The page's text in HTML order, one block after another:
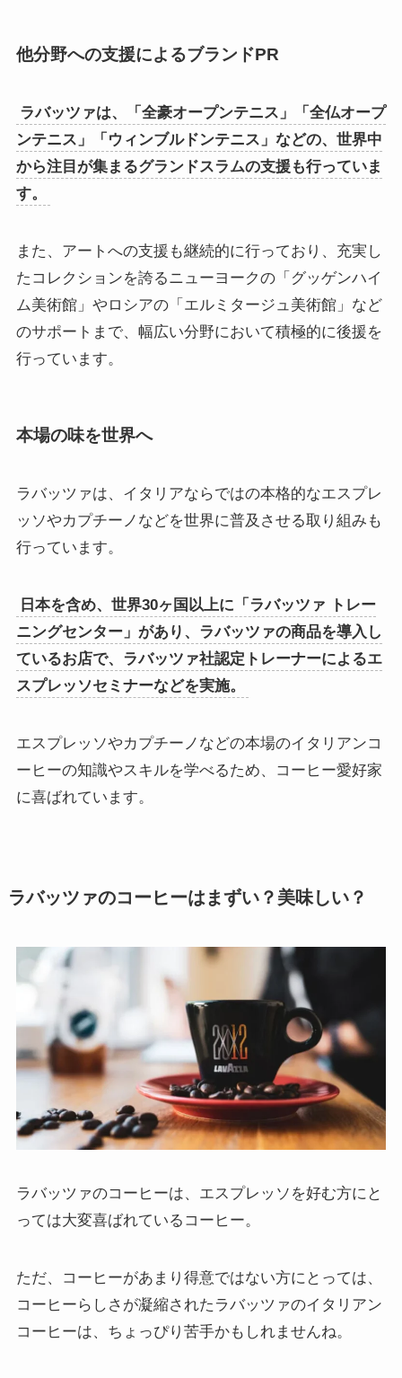
他分野への支援によるブランドPR
ラバッツァは、「全豪オープンテニス」「全仏オープ
ンテニス」「ウィンブルドンテニス」などの、世界中
から注目が集まるグランドスラムの支援も行っていま
す。
また、アートへの支援も継続的に行っており、充実し
たコレクションを誇るニューヨークの「グッゲンハイ
ム美術館」やロシアの「エルミタージュ美術館」など
のサポートまで、幅広い分野において積極的に後援を
行っています。
本場の味を世界へ
ラバッツァは、イタリアならではの本格的なエスプレ
ッソやカプチーノなどを世界に普及させる取り組みも
行っています。
日本を含め、世界30ヶ国以上に「ラバッツァ トレー
ニングセンター」があり、ラバッツァの商品を導入し
ているお店で、ラバッツァ社認定トレーナーによるエ
スプレッソセミナーなどを実施。
エスプレッソやカプチーノなどの本場のイタリアンコ
ーヒーの知識やスキルを学べるため、コーヒー愛好家
に喜ばれています。
ラバッツァのコーヒーはまずい？美味しい？
ラバッツァのコーヒーは、エスプレッソを好む方にと
っては大変喜ばれているコーヒー。
ただ、コーヒーがあまり得意ではない方にとっては、
コーヒーらしさが凝縮されたラバッツァのイタリアン
コーヒーは、ちょっぴり苦手かもしれませんね。